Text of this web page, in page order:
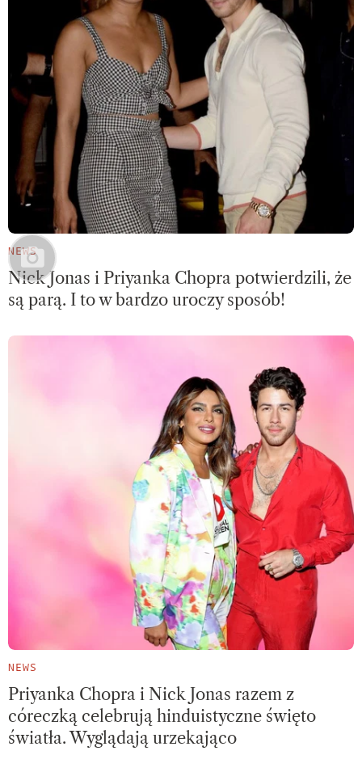
NEWS
Nick Jonas i Priyanka Chopra potwierdzili, że
są parą. I to w bardzo uroczy sposób!
NEWS
Priyanka Chopra i Nick Jonas razem z
córeczką celebrują hinduistyczne święto
światła. Wyglądają urzekająco